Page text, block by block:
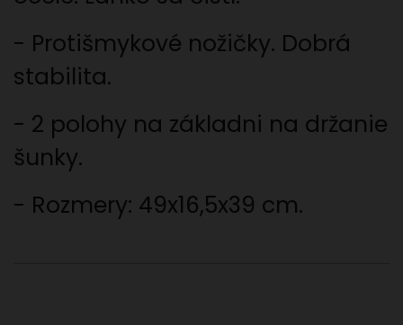
- Protišmykové nožičky. Dobrá
stabilita.
- 2 polohy na základni na držanie
šunky.
- Rozmery: 49x16,5x39 cm.